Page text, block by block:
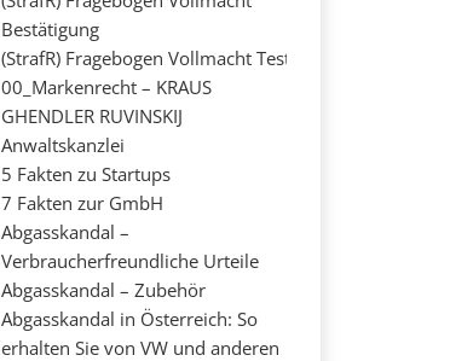
Bestätigung
(StrafR) Fragebogen Vollmacht Test
00_Markenrecht – KRAUS
GHENDLER RUVINSKIJ
Anwaltskanzlei
5 Fakten zu Startups
7 Fakten zur GmbH
Abgasskandal –
Verbraucherfreundliche Urteile
Abgasskandal – Zubehör
Abgasskandal in Österreich: So
erhalten Sie von VW und anderen